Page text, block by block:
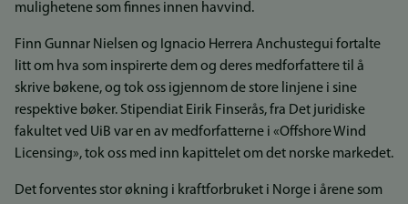
mulighetene som finnes innen havvind.
Finn Gunnar Nielsen og Ignacio Herrera Anchustegui fortalte
litt om hva som inspirerte dem og deres medforfattere til å
skrive bøkene, og tok oss igjennom de store linjene i sine
respektive bøker. Stipendiat Eirik Finserås, fra Det juridiske
fakultet ved UiB var en av medforfatterne i «Offshore Wind
Licensing», tok oss med inn kapittelet om det norske markedet.
Det forventes stor økning i kraftforbruket i Norge i årene som